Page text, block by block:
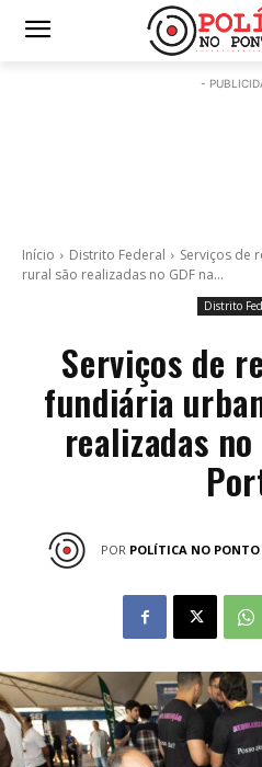
-
Início Distrito Federal
Serviços de
rural são realizadas no GDF na...
Distrito
Serviços de
fundiária
realizadas no
POR POLÍTICA NO PONTO